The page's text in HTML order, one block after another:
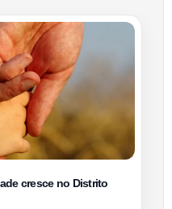
cresce no Distrito